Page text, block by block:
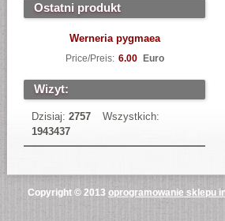
Ostatni produkt
Werneria pygmaea
Price/Preis: 6.00 Euro
Wizyt:
Dzisiaj: 2757
Wszystkich:
1943437
Copyright © 2013 oprogramowanie sklepu